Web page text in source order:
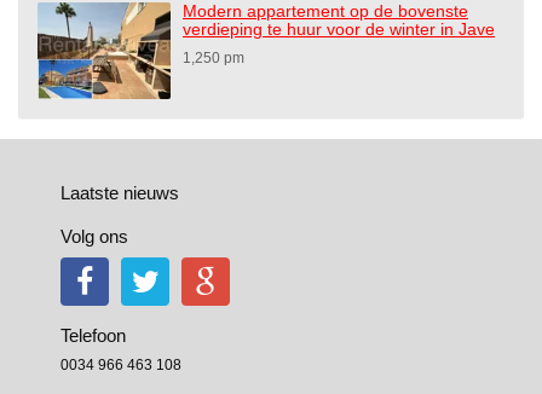
Modern appartement op de bovenste
verdieping te huur voor de winter in Jave
1,250 pm
Laatste nieuws
Volg ons
Telefoon
0034 966 463 108